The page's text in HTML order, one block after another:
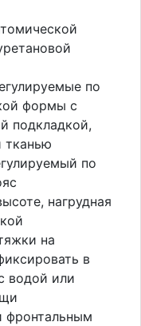
по
формы с
подкладкой,
по
нагрудная
на
в
водой или
фронтальным